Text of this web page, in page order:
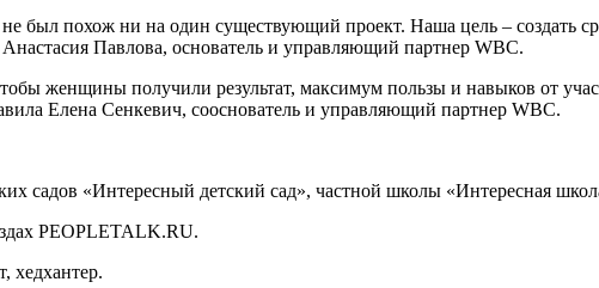
был похож ни на один существующий проект. Наша цель – создать
Павлова, основатель и управляющий партнер WBС.
женщины получили результат, максимум пользы и навыков от
Елена Сенкевич, сооснователь и управляющий партнер WBС.
садов «Интересный детский сад», частной школы «Интересная
PEOPLETALK.RU.
хедхантер.